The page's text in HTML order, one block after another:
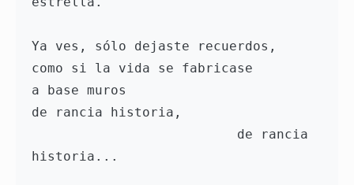
Ya ves, sólo dejaste recuerdos,
como si la vida se fabricase
a base muros
de rancia historia,
historia...